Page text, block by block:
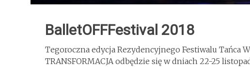
BalletOFFFestival 2018
Tegoroczna edycja Rezydencyjnego Festiwalu Tańca
TRANSFORMACJA odbędzie się w dniach 22-25